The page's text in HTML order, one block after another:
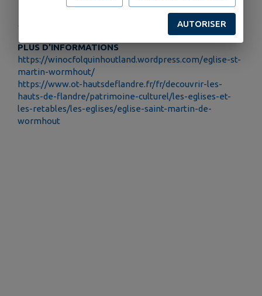
PLUS D'INFORMATIONS
https://winocfolquinhoutland.wordpress.com/eglise-st-
martin-wormhout/
https://www.ot-hautsdeflandre.fr/fr/decouvrir-les-
hauts-de-flandre/patrimoine-culturel/les-eglises-et-
les-retables/les-eglises/eglise-saint-martin-de-
wormhout
AUTORISER